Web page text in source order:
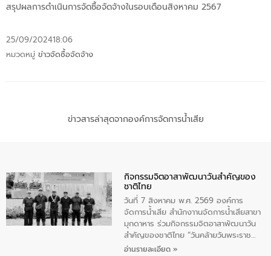
สรุปผลการดำเนินการจัดซื้อจัดจ้างในรอบเดือนสิงหาคม 2567
25/09/202418:06
หมวดหมู่ ข่าวจัดซื้อจัดจ้าง
ข่าวสารล่าสุดจากองค์การจัดการน้ำเสีย
กิจกรรมจิตอาสาพัฒนาวันสําคัญของ
ชาติไทย
วันที่ 7 สิงหาคม พ.ศ. 2569 องค์การ
จัดการน้ำเสีย สำนักงาานจัดการน้ำเสียสาขา
มุกดาหาร ร่วมกิจกรรมจิตอาสาพัฒนาวัน
สําคัญของชาติไทย “วันคล้ายวันพระราช
สมภพ สมเด็จพระนางเจ้าสิริกิติ์พระบรม
อ่านรายละเอียด »